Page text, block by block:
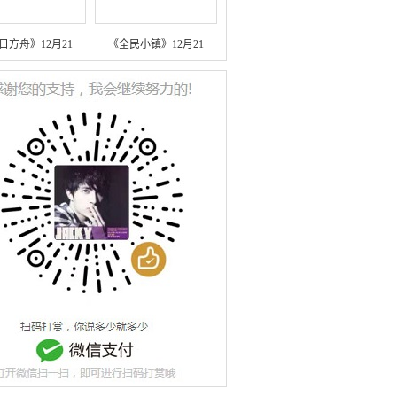
方舟》12月21 《全民小镇》12月21